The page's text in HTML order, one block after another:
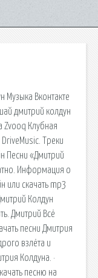
Музыка Вконтакте
дмитрий колдун
Zvooq Клубная
Треки
Песни «Дмитрий
Информация о
или скачать mp3
Колдун
Дмитрий Всё
песни Дмитрия
взлёта и
Колдуна. ·
песню на